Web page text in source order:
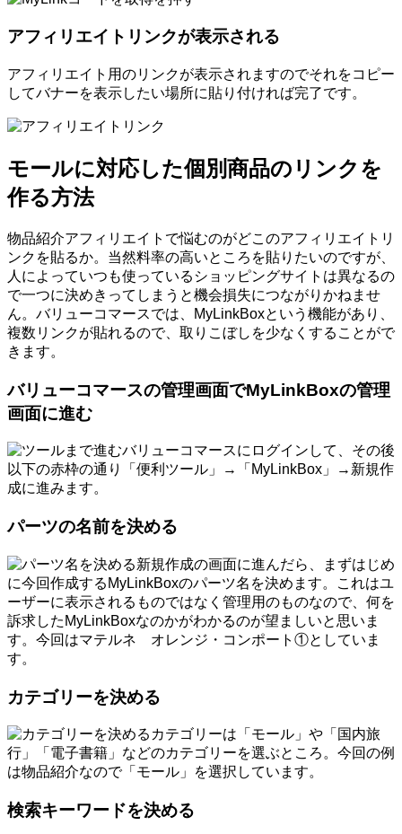
アフィリエイトリンクが表示される
アフィリエイト用のリンクが表示されますのでそれをコピー
してバナーを表示したい場所に貼り付ければ完了です。
モールに対応した個別商品のリンクを
作る方法
物品紹介アフィリエイトで悩むのがどこのアフィリエイトリ
ンクを貼るか。当然料率の高いところを貼りたいのですが、
人によっていつも使っているショッピングサイトは異なるの
で一つに決めきってしまうと機会損失につながりかねませ
ん。バリューコマースでは、MyLinkBoxという機能があり、
複数リンクが貼れるので、取りこぼしを少なくすることがで
きます。
バリューコマースの管理画面でMyLinkBoxの管理
画面に進む
バリューコマースにログインして、その後
以下の赤枠の通り「便利ツール」→「MyLinkBox」→新規作
成に進みます。
パーツの名前を決める
新規作成の画面に進んだら、まずはじめ
に今回作成するMyLinkBoxのパーツ名を決めます。これはユ
ーザーに表示されるものではなく管理用のものなので、何を
訴求したMyLinkBoxなのかがわかるのが望ましいと思いま
す。今回はマテルネ オレンジ・コンポート①としていま
す。
カテゴリーを決める
カテゴリーは「モール」や「国内旅
行」「電子書籍」などのカテゴリーを選ぶところ。今回の例
は物品紹介なので「モール」を選択しています。
検索キーワードを決める